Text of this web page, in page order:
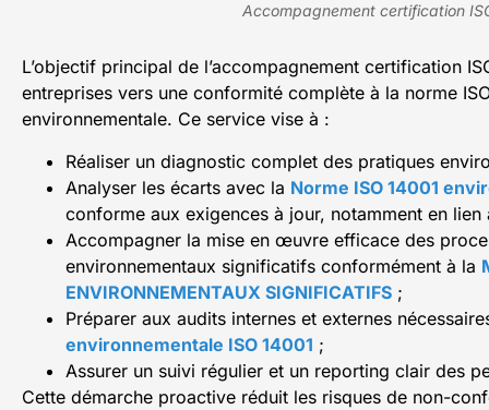
Accompagnement certification
L’objectif principal de l’accompagnement certification
entreprises vers une conformité complète à la norme
environnementale. Ce service vise à :
Réaliser un diagnostic complet des pratiques
Analyser les écarts avec la Norme ISO 14001
conforme aux exigences à jour, notamment en
Accompagner la mise en œuvre efficace des
environnementaux significatifs conformément à la
ENVIRONNEMENTAUX SIGNIFICATIFS ;
Préparer aux audits internes et externes
environnementale ISO 14001 ;
Assurer un suivi régulier et un reporting clair des
Cette démarche proactive réduit les risques de non-